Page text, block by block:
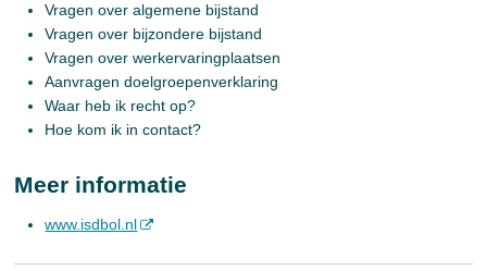
Vragen over algemene bijstand
Vragen over bijzondere bijstand
Vragen over werkervaringplaatsen
Aanvragen doelgroepenverklaring
Waar heb ik recht op?
Hoe kom ik in contact?
Meer informatie
www.isdbol.nl